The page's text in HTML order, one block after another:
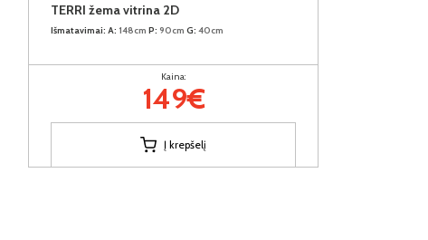
TERRI žema vitrina 2D
Išmatavimai: A: 148cm P: 90cm G: 40cm
Kaina:
149€
Į krepšelį